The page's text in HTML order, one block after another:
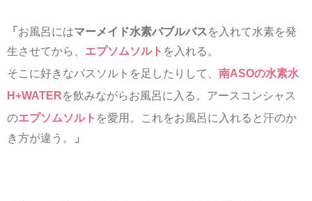
「 お風呂にはマーメイド水素バブルバス を入れて水素を発
生させてから、 エプソムソルト を入れる。
そこに好きなバスソルトを足したりして、 南ASOの水素水
H+WATERを飲みながらお風呂に入る。アースコンシャス
のエプソムソルト を愛用。これをお風呂に入れると汗のか
き方が違う。
」